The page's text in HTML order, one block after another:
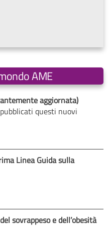
AME
aggiornata)
questi nuovi
Linea Guida sulla
sovrappeso e dell’obesità